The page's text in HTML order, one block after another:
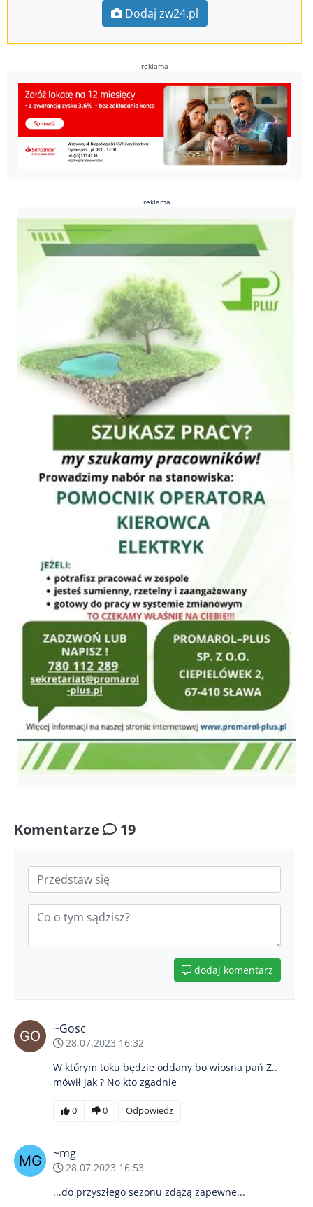
Dodaj zw24.pl
reklama
reklama
Komentarze 19
dodaj komentarz
~Gosc
28.07.2023 16:32
W którym toku będzie oddany bo wiosna pań Z..
mówił jak ? No kto zgadnie
0 0 Odpowiedz
~mg
28.07.2023 16:53
...do przyszłego sezonu zdążą zapewne...